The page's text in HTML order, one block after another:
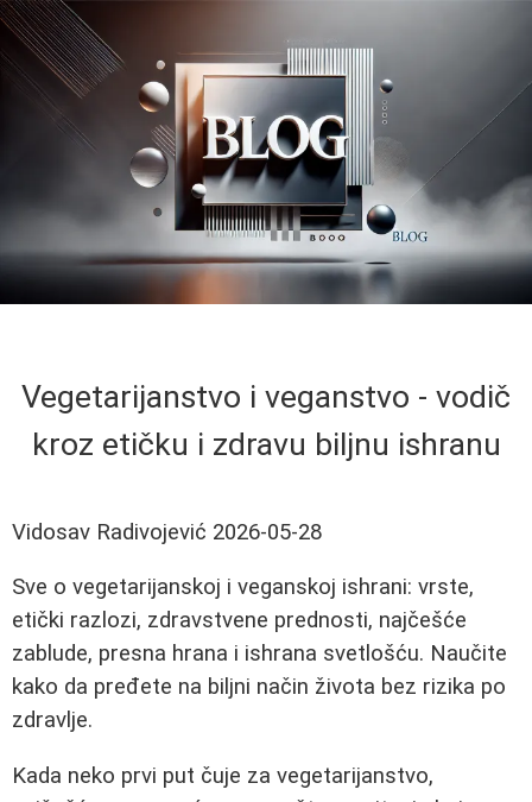
Vegetarijanstvo i veganstvo - vodič
kroz etičku i zdravu biljnu ishranu
Vidosav Radivojević 2026-05-28
Sve o vegetarijanskoj i veganskoj ishrani: vrste,
etički razlozi, zdravstvene prednosti, najčešće
zablude, presna hrana i ishrana svetlošću. Naučite
kako da pređete na biljni način života bez rizika po
zdravlje.
Kada neko prvi put čuje za vegetarijanstvo,